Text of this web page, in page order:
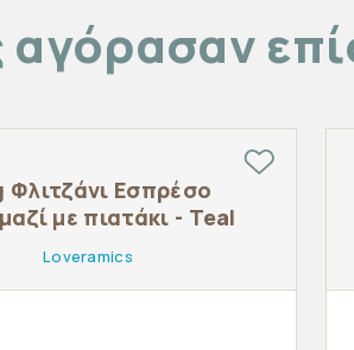
αγόρασαν
Φλιτζάνι Εσπρέσο
με πιατάκι - Teal
Loveramics